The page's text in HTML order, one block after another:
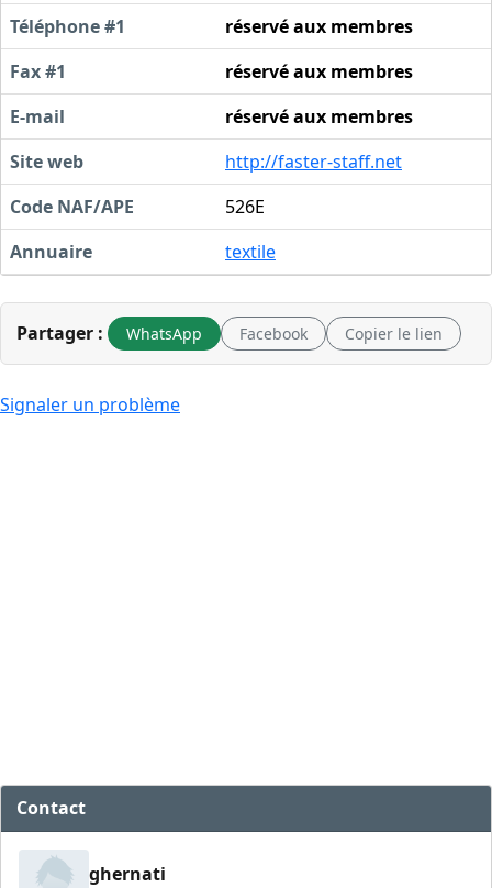
Téléphone #1
réservé aux membres
Fax #1
réservé aux membres
E-mail
réservé aux membres
Site web
http://faster-staff.net
Code NAF/APE
526E
Annuaire
textile
Partager : WhatsApp Facebook Copier le lien
Signaler un problème
Contact
ghernati